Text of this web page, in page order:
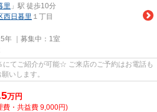
里 」駅 徒歩10分
西日暮里 １丁目
年 ｜募集中： 1室
にてご紹介が可能☆ ご来店のご予約はお電話も
いします。
万円
費・共益費 9,000円)